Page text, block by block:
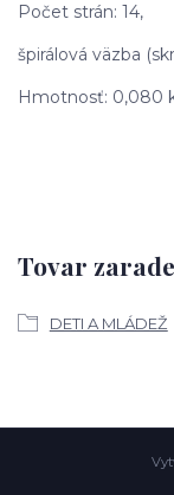
Počet strán: 14,
špirálová väzba
Hmotnosť: 0,080
Tovar
DETI A MLÁDEŽ